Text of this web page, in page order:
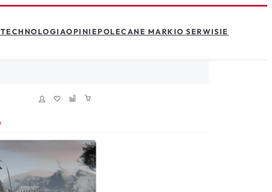
TECHNOLOGIAOPINIEPOLECANE MARKIO SERWISIE